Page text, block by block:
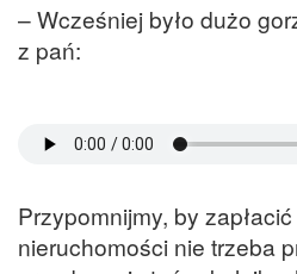
– Wcześniej było dużo
z pań:
Przypomnijmy, by
nieruchomości nie trzeba